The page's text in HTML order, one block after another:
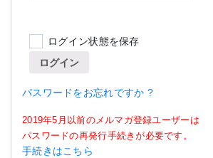
ログイン状態を保存
ログイン
パスワードをお忘れですか ?
2019年5月以前のメルマガ登録ユーザーは
パスワードの再発行手続きが必要です。
手続きはこちら